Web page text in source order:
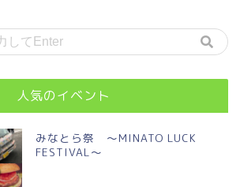
人気のイベント
みなとら祭 ～MINATO LUCK
FESTIVAL～